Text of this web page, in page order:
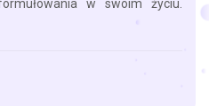
w swoim życiu.